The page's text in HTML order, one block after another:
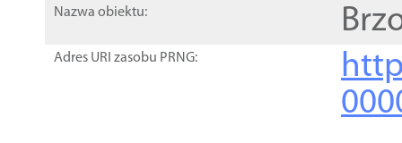
Nazwa obiektu:
Adres URI zasobu PRNG: